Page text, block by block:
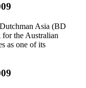
Asia (BD
the Australian
as one of its